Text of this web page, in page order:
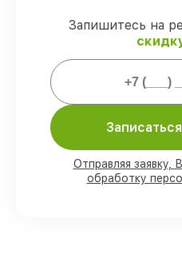
ремонтные
защищены
Мы гарантируем:
заказов
клиента
90%
установке в
Запишитесь на
Отправляя заявку,
обработку